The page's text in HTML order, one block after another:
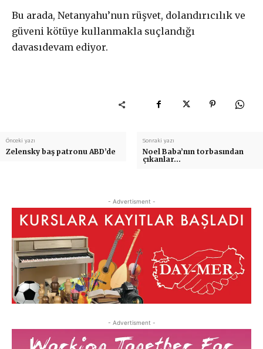
Bu arada, Netanyahu’nun rüşvet, dolandırıcılık ve
güveni kötüye kullanmakla suçlandığı
davasıdevam ediyor.
Önceki yazı
Zelensky baş patronu ABD’de
Sonraki yazı
Noel Baba’nın torbasından
çıkanlar…
- Advertisment -
- Advertisment -